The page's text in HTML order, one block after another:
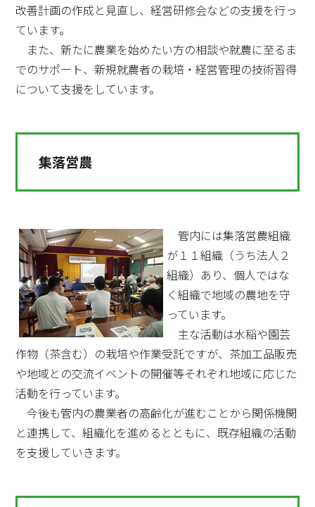
改善計画の作成と見直し、経営研修会などの支援を行っ
ています。
また、新たに農業を始めたい方の相談や就農に至るま
でのサポート、新規就農者の栽培・経営管理の技術習得
について支援をしています。
集落営農
管内には集落営農組織
が１１組織（うち法人２
組織）あり、個人ではな
く組織で地域の農地を守
っています。
主な活動は水稲や園芸
作物（茶含む）の栽培や作業受託ですが、茶加工品販売
や地域との交流イベントの開催等それぞれ地域に応じた
活動を行っています。
今後も管内の農業者の高齢化が進むことから関係機関
と連携して、組織化を進めるとともに、既存組織の活動
を支援していきます。